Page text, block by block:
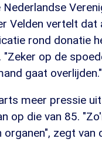
Velden vertelt
rond donatie
"Zeker op de
gaat overlijden."
meer pressie
op die van 85.
zegt van